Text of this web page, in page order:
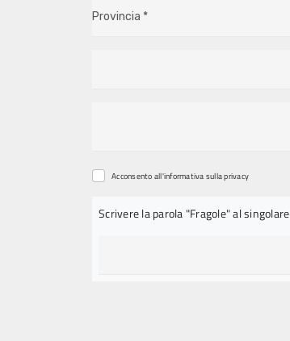
Acconsento all'informativa sullaprivacy
Scrivere la parola "Fragole" al singolare